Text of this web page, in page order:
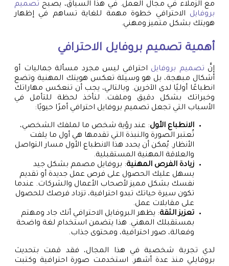
مع الزملاء في مجال العمل. في هذا السياق، يصبح تصميم
بروفايل الاحترافي خطوة مهمة للغاية تساهم في إظهار
هويتك بشكل متميز ومهني.
أهمية تصميم بروفايل الاحترافي
إنَّ تصميم بروفايل احترافي ليس مجرد مسألة جماليات أو
أشكال مبهجة، بل هو وسيلة تعكس هويتك المهنية وتضع
انطباعًا أوليًا لدى الآخرين. وبالتالي، يجب أن تنعكس مهاراتك
وخبراتك بشكل دقيق وملفت. لنأخذ لحظة للتأمل في
الأسباب التي تجعل تصميم بروفايل احترافي أمرًا حيويًا:
الانطباع الأول: عند رؤية شخص ما لملفك الشخصي،
تُعتبر الصورة والنبذة التي تقدمها هي أول ما يلفت
الأنظار. يُمكن أن يحدد هذا الانطباع الأول مسار التواصل
والعلاقة المهنية المستقبلية.
زيادة الفرص المهنية: بروفايل مصمم بشكل جيد
يسهل عليك الحصول على فرص عمل جديدة أو تقديم
نفسك بشكل مميز لأصحاب الأعمال والشركات. عندما
تكون سيرة حياتك تبدو احترافية، تزداد فرصك للحصول
على مقابلات عمل.
تعزيز الثقة: يظهر البروفايل الاحترافي أنك جاد ومهتم
بمستقبلك المهني. هذا يتضمن استخدام لغة واضحة
وفعالة، صور احترافية، ومحتوى جذاب.
لدي تجربة شخصية في هذا المجال، فقد قمت بتحديث
بروفايلي منذ عدة أشهر. استخدمت صورة احترافية وكتبت